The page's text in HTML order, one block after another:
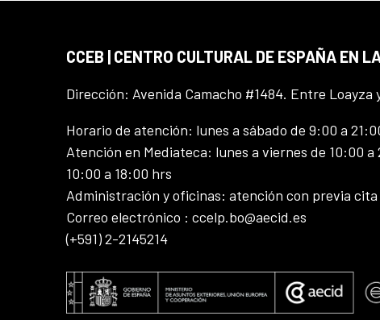
CCEB | CENTRO CULTURAL DE ESPAÑA EN
Dirección: Avenida Camacho #1484. Entre Loayza
Horario de atención: lunes a sábado de 9:00 a
Atención en Mediateca: lunes a viernes de 10:00 a
10:00 a 18:00 hrs
Administración y oficinas: atención con previa cita
Correo electrónico : ccelp.bo@aecid.es
(+591) 2-2145214